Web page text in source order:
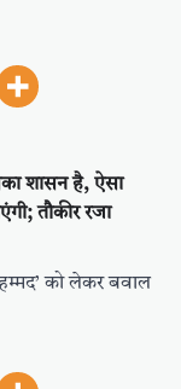
शासन है, ऐसा
तौकीर रजा
को लेकर बवाल